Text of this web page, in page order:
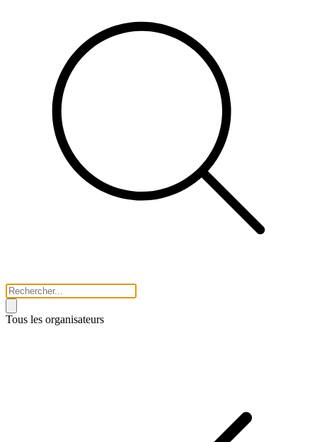
Tous les organisateurs